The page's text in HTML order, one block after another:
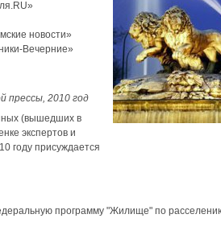
новости»
Вечерние»
прессы, 2010 год
(вышедших в
экспертов и
году присуждается
программу "Жилище" по